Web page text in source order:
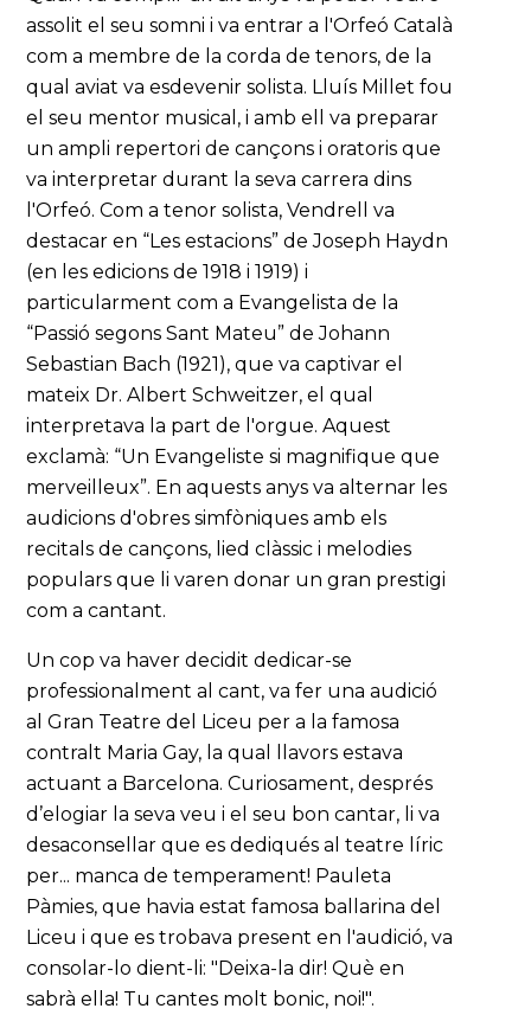
assolit el seu somni i va entrar a l'Orfeó Català
com a membre de la corda de tenors, de la
qual aviat va esdevenir solista. Lluís Millet fou
el seu mentor musical, i amb ell va preparar
un ampli repertori de cançons i oratoris que
va interpretar durant la seva carrera dins
l'Orfeó. Com a tenor solista, Vendrell va
destacar en “Les estacions” de Joseph Haydn
(en les edicions de 1918 i 1919) i
particularment com a Evangelista de la
“Passió segons Sant Mateu” de Johann
Sebastian Bach (1921), que va captivar el
mateix Dr. Albert Schweitzer, el qual
interpretava la part de l'orgue. Aquest
exclamà: “Un Evangeliste si magnifique que
merveilleux”. En aquests anys va alternar les
audicions d'obres simfòniques amb els
recitals de cançons, lied clàssic i melodies
populars que li varen donar un gran prestigi
com a cantant.
Un cop va haver decidit dedicar-se
professionalment al cant, va fer una audició
al Gran Teatre del Liceu per a la famosa
contralt Maria Gay, la qual llavors estava
actuant a Barcelona. Curiosament, després
d’elogiar la seva veu i el seu bon cantar, li va
desaconsellar que es dediqués al teatre líric
per... manca de temperament! Pauleta
Pàmies, que havia estat famosa ballarina del
Liceu i que es trobava present en l'audició, va
consolar-lo dient-li: "Deixa-la dir! Què en
sabrà ella! Tu cantes molt bonic, noi!".